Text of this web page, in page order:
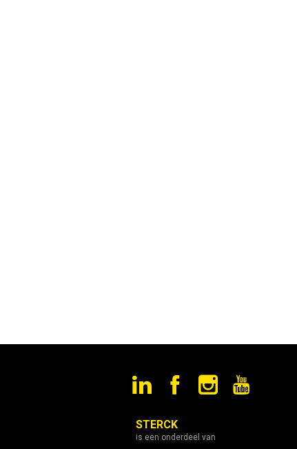
STERCK
is een onderdeel van